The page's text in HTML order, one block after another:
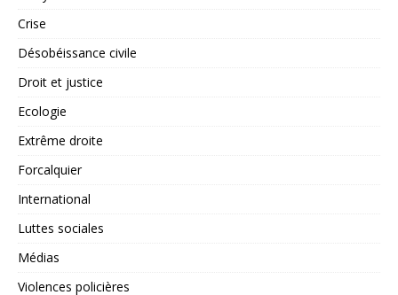
Crise
Désobéissance civile
Droit et justice
Ecologie
Extrême droite
Forcalquier
International
Luttes sociales
Médias
Violences policières